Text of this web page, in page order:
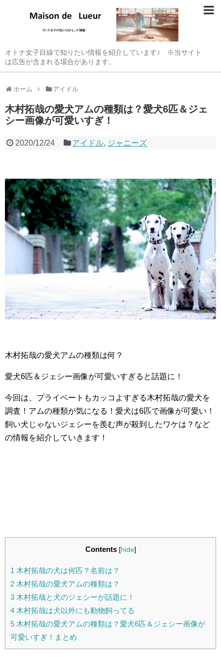
オトナ女子目線で知りたい情報を紹介しています♪ ※当サイト
は広告が含まれる場合があります。
ホーム アイドル
木村拓哉の愛犬アムの種類は？愛犬6匹＆ジェ
シー画像が可愛いすぎ！
2020/12/24 アイドル, ジャニーズ
木村拓哉の愛犬アムの種類は何？
愛犬6匹＆ジェシー画像が可愛いすぎると話題に！
今回は、プライベートもカッコよすぎる木村拓哉の愛犬を
調査！アムの種類が気になる！愛犬は6匹で画像が可愛い！
飼い犬じゃないジェシーを羨む声が殺到したワケは？など
の情報を紹介していきます！
Contents [hide]
1 木村拓哉の犬は何匹？名前は？
2 木村拓哉の愛犬アムの種類は？
3 木村拓哉と犬のジェシーが話題に！
4 木村拓哉は犬以外にも動物飼ってる
5 木村拓哉の愛犬アムの種類は？愛犬6匹＆ジェシー画像が
可愛いすぎ！まとめ